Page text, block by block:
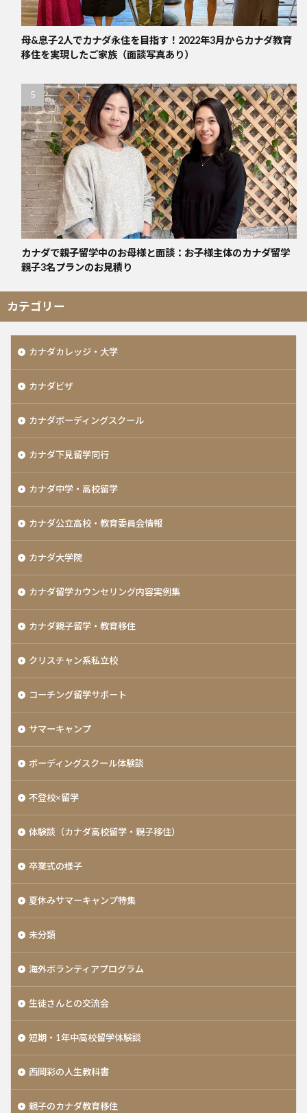
母&息子2人でカナダ永住を目指す！2022年3月からカナダ教育
移住を実現したご家族（面談写真あり）
カナダで親子留学中のお母様と面談：お子様主体のカナダ留学
親子3名プランのお見積り
カテゴリー
カナダカレッジ・大学
カナダビザ
カナダボーディングスクール
カナダ下見留学同行
カナダ中学・高校留学
カナダ公立高校・教育委員会情報
カナダ大学院
カナダ留学カウンセリング内容実例集
カナダ親子留学・教育移住
クリスチャン系私立校
コーチング留学サポート
サマーキャンプ
ボーディングスクール体験談
不登校×留学
体験談（カナダ高校留学・親子移住）
卒業式の様子
夏休みサマーキャンプ特集
未分類
海外ボランティアプログラム
生徒さんとの交流会
短期・1年中高校留学体験談
西岡彩の人生教科書
親子のカナダ教育移住